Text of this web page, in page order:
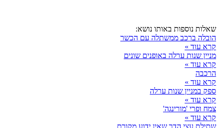
שאלות נוספות באותו נושא:
הובלה ברכב ממשתלה עם הכשר
קרא עוד »
מניין שנות ערלה באופנים שונים
קרא עוד »
הרכבה
קרא עוד »
ספק במניין שנות ערלה
קרא עוד »
צמח ופרי 'מורינגה'
קרא עוד »
שתילת עצי הדר שאין ידוע מקורם